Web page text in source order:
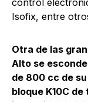
Isofix, entre
Otra de las
Alto se
de 800 cc de
bloque K10C